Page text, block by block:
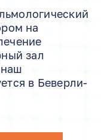
на
зал
наш
в Беверли-